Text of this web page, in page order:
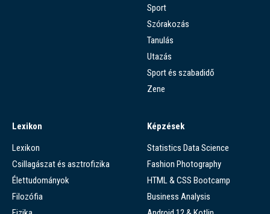
Sport
Szórakozás
Tanulás
Utazás
Sport és szabadidő
Zene
Lexikon
Lexikon
Csillagászat és asztrofizika
Élettudományok
Filozófia
Képzések
Statistics Data Science
Fashion Photography
HTML & CSS Bootcamp
Business Analysis